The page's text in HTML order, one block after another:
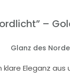
–
Glanz des
Eleganz